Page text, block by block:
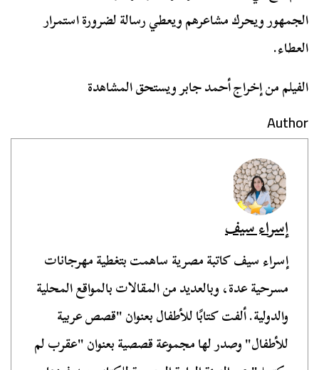
الجمهور ويحرك مشاعرهم ويعطي رسالة لضرورة استمرار
العطاء.
الفيلم من إخراج أحمد جابر ويستحق المشاهدة
Author
إسراء سيف
إسراء سيف كاتبة مصرية ساهمت بتغطية مهرجانات
مسرحية عدة، وبالعديد من المقالات بالمواقع المحلية
والدولية. ألفت كتابًا للأطفال بعنوان "قصص عربية
للأطفال" وصدر لها مجموعة قصصية بعنوان "عقرب لم